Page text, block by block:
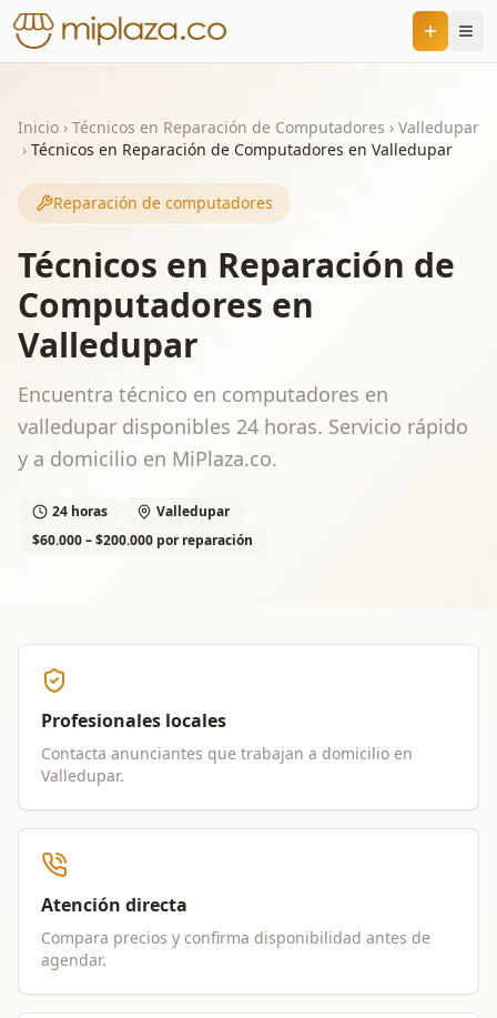
Inicio › Técnicos en Reparación de Computadores › Valledupar
› Técnicos en Reparación de Computadores en Valledupar
Reparación de computadores
Técnicos en Reparación de
Computadores en
Valledupar
Encuentra técnico en computadores en
valledupar disponibles 24 horas. Servicio rápido
y a domicilio en MiPlaza.co.
24 horas
Valledupar
$60.000 – $200.000 por reparación
Profesionales locales
Contacta anunciantes que trabajan a domicilio en
Valledupar.
Atención directa
Compara precios y confirma disponibilidad antes de
agendar.